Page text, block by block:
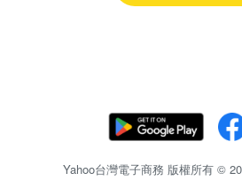
Yahoo台灣電子商務 版權所有 ©